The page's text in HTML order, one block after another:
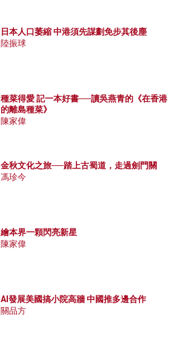
日本人口萎縮 中港須先謀劃免步其後塵
陸振球
種菜得愛 記一本好書──讀吳燕青的《在香港
的離島種菜》
陳家偉
金秋文化之旅──踏上古蜀道，走過劍門關
馮珍今
繪本界一顆閃亮新星
陳家偉
AI發展美國搞小院高牆 中國推多邊合作
關品方